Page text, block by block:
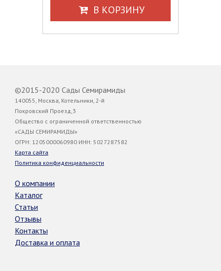
В КОРЗИНУ
©2015-2020 Сады Семирамиды
140055, Москва, Котельники, 2-й
Покровский Проезд,3
Общество с ограниченной ответственностью
«САДЫ СЕМИРАМИДЫ»
ОГРН: 1205000060980 ИНН: 5027287582
Карта сайта
Политика конфиденциальности
О компании
Каталог
Статьи
Отзывы
Контакты
Доставка и оплата